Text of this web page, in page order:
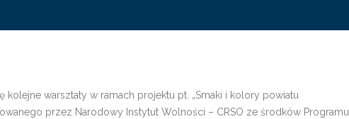
kolejne warsztaty w ramach projektu pt. „Smaki i kolory powiatu
przez Narodowy Instytut Wolności – CRSO ze środków Programu